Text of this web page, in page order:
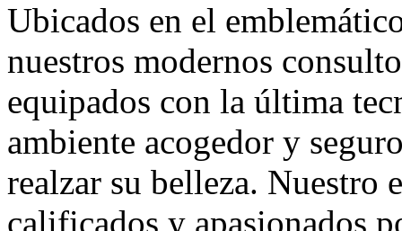
Ubicados en el
nuestros modernos
equipados con la última
ambiente acogedor y
realzar su belleza. Nuestro
calificados y apasionados